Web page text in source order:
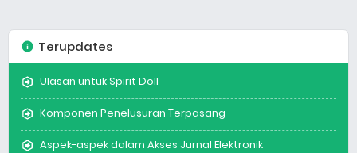
Terupdates
Ulasan untuk Spirit Doll
Komponen Penelusuran Terpasang
Aspek-aspek dalam Akses Jurnal Elektronik